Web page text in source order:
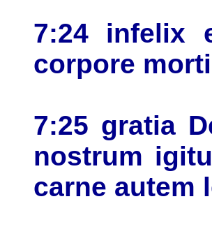
7:24 infelix
corpore
7:25 gratia
nostrum
carne autem